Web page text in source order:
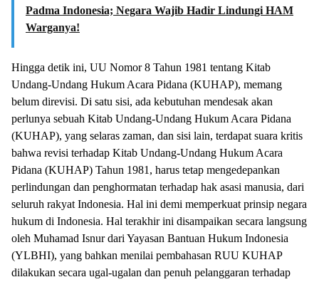
Padma Indonesia; Negara Wajib Hadir Lindungi HAM
Warganya!
Hingga detik ini, UU Nomor 8 Tahun 1981 tentang Kitab
Undang-Undang Hukum Acara Pidana (KUHAP), memang
belum direvisi. Di satu sisi, ada kebutuhan mendesak akan
perlunya sebuah Kitab Undang-Undang Hukum Acara Pidana
(KUHAP), yang selaras zaman, dan sisi lain, terdapat suara kritis
bahwa revisi terhadap Kitab Undang-Undang Hukum Acara
Pidana (KUHAP) Tahun 1981, harus tetap mengedepankan
perlindungan dan penghormatan terhadap hak asasi manusia, dari
seluruh rakyat Indonesia. Hal ini demi memperkuat prinsip negara
hukum di Indonesia. Hal terakhir ini disampaikan secara langsung
oleh Muhamad Isnur dari Yayasan Bantuan Hukum Indonesia
(YLBHI), yang bahkan menilai pembahasan RUU KUHAP
dilakukan secara ugal-ugalan dan penuh pelanggaran terhadap